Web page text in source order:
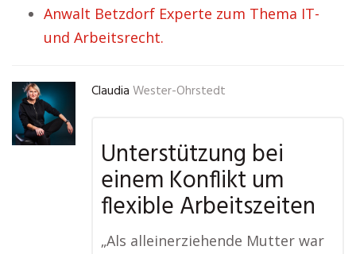
Anwalt Betzdorf Experte zum Thema IT-
und Arbeitsrecht.
Claudia Wester-Ohrstedt
Unterstützung bei
einem Konflikt um
flexible Arbeitszeiten
„Als alleinerziehende Mutter war